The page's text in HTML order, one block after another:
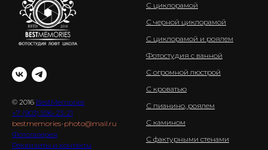
© 2016 BestMemories
+7 (903) 596-23-21
bestmemories-photo@mail.ru
Фотогалерея
Реквизиты и контакты
С циклорамой
С черной циклорамой
С циклорамой и роялем
Фотостудия с ванной
С огромной люстрой
С кроватью
С пианино, роялем
С камином
С фактурными стенами